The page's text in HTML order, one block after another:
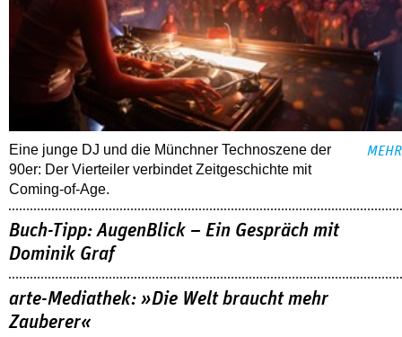
Eine junge DJ und die Münchner Technoszene der
90er: Der Vierteiler verbindet Zeitgeschichte mit
Coming-of-Age.
MEHR
Buch-Tipp: AugenBlick – Ein Gespräch mit
Dominik Graf
arte-Mediathek: »Die Welt braucht mehr
Zauberer«